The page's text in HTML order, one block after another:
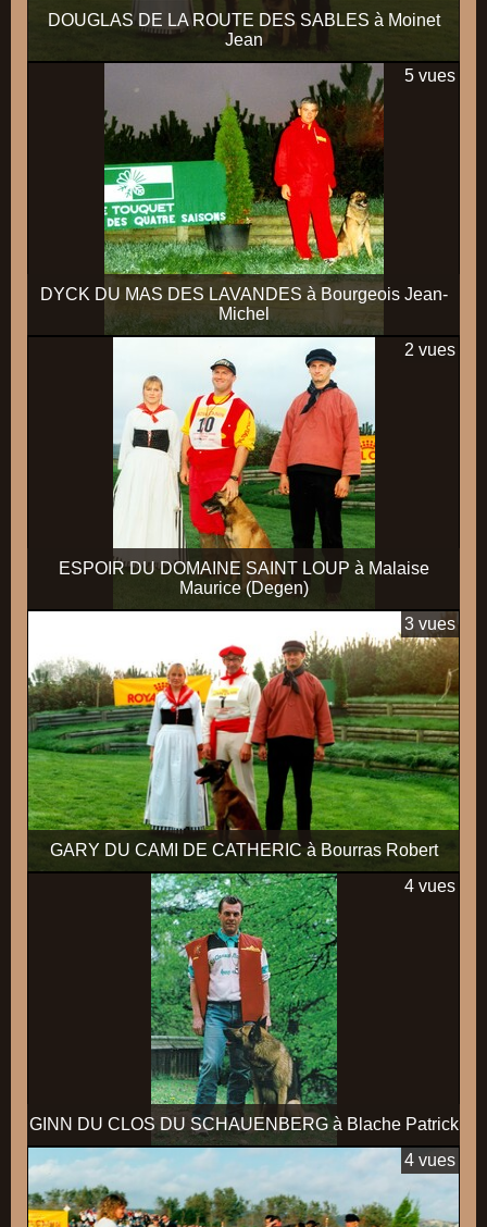
DOUGLAS DE LA ROUTE DES SABLES à Moinet
Jean
DYCK DU MAS DES LAVANDES à Bourgeois Jean-
Michel
5 vues
ESPOIR DU DOMAINE SAINT LOUP à Malaise
Maurice (Degen)
2 vues
GARY DU CAMI DE CATHERIC à Bourras Robert
3 vues
GINN DU CLOS DU SCHAUENBERG à Blache Patrick
4 vues
4 vues